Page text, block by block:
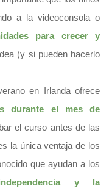
a la videoconsola o
para crecer y
(y si pueden hacerlo
en Irlanda ofrece
durante el mes de
el curso antes de las
la única ventaja de los
que ayudan a los
y la